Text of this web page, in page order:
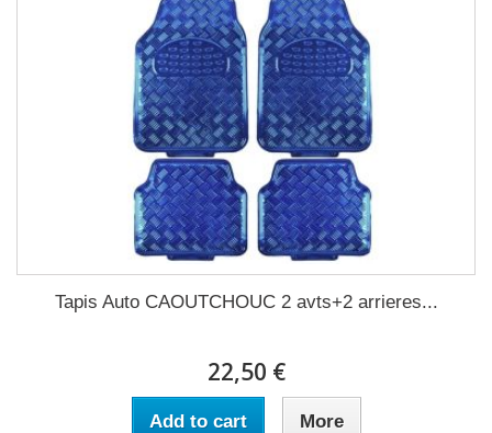
Tapis Auto CAOUTCHOUC 2 avts+2 arrieres...
22,50 €
Add to cart More